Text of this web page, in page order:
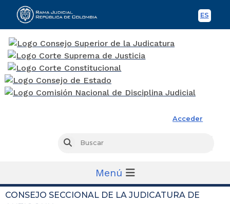
ES
Acceder
Buscar
Menú
CONSEJO SECCIONAL DE LA JUDICATURA DE